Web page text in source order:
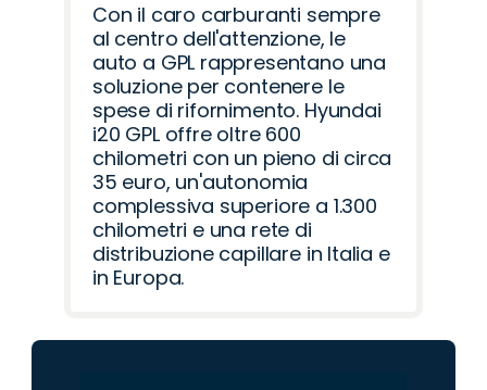
Con il caro carburanti sempre
al centro dell'attenzione, le
auto a GPL rappresentano una
soluzione per contenere le
spese di rifornimento. Hyundai
i20 GPL offre oltre 600
chilometri con un pieno di circa
35 euro, un'autonomia
complessiva superiore a 1.300
chilometri e una rete di
distribuzione capillare in Italia e
in Europa.